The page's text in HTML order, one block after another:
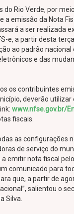
do Rio Verde, por
a emissão da Nota
a ser realizada
e, a partir desta
ao padrão nacional
e das
os contribuintes
deverão utilizar
www.nfse.gov.br/
fiscais.
as configurações
de serviço do
emitir nota fiscal
comunicado para
que, a partir de
salientou o
Silva.